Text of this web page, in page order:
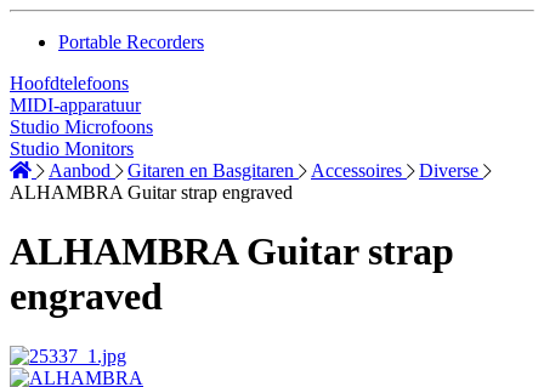
Portable Recorders
Hoofdtelefoons
MIDI-apparatuur
Studio Microfoons
Studio Monitors
Aanbod
Gitaren en Basgitaren Accessoires
Diverse
ALHAMBRA Guitar strap engraved
ALHAMBRA Guitar strap
engraved